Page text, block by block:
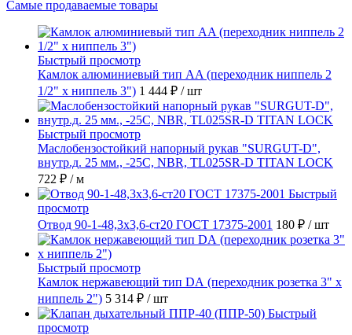
Самые продаваемые товары
Быстрый просмотр
Камлок алюминиевый тип AA (переходник ниппель 2
1/2" х ниппель 3") 1 444 ₽ / шт
Быстрый просмотр
Маслобензостойкий напорный рукав "SURGUT-D",
внутр.д. 25 мм., -25C, NBR, TL025SR-D TITAN LOCK
722 ₽ / м
Быстрый
просмотр
Отвод 90-1-48,3х3,6-ст20 ГОСТ 17375-2001 180 ₽ / шт
Быстрый просмотр
Камлок нержавеющий тип DА (переходник розетка 3" х
ниппель 2") 5 314 ₽ / шт
Быстрый
просмотр